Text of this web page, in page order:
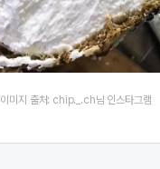
이미지 출처: chip._.ch님 인스타그램